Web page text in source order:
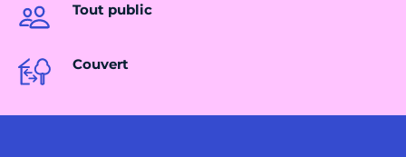
Tout public
Couvert